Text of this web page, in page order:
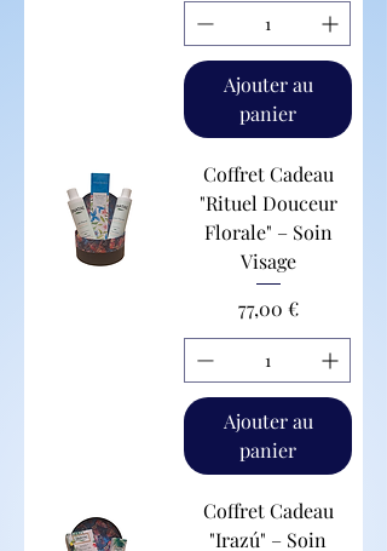
Ajouter au
panier
Coffret Cadeau
"Rituel Douceur
Florale" – Soin
Visage
Prix
77,00 €
Ajouter au
panier
Coffret Cadeau
"Irazú" – Soin